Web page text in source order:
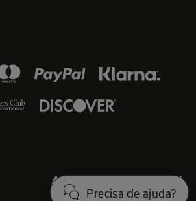
Precisa de ajuda?
Legal
Aviso de cookies